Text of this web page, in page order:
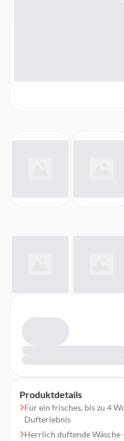
Produktdetails
Für ein frisches, bis zu 4
Dufterlebnis
Herrlich duftende Wäsche